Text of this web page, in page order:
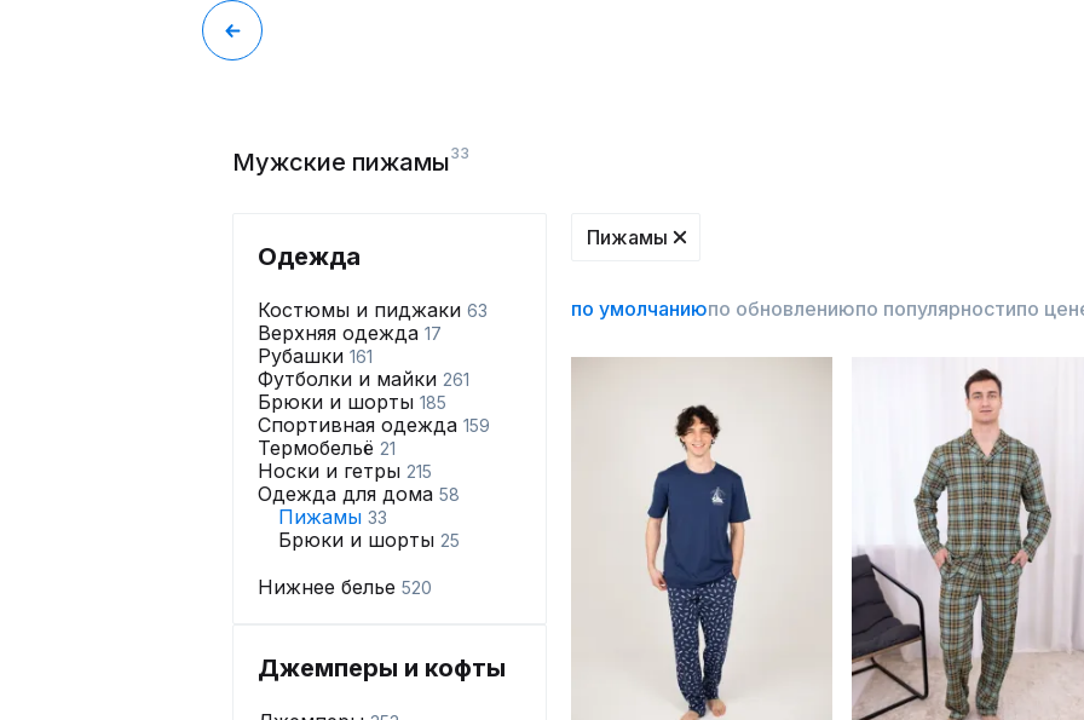
Мужские пижамы33
Одежда
Костюмы и пиджаки 63
Верхняя одежда 17
Рубашки 161
Футболки и майки 261
Брюки и шорты 185
Спортивная одежда 159
Термобельё 21
Носки и гетры 215
Одежда для дома 58
Пижамы 33
Брюки и шорты 25
Нижнее белье 520
Джемперы и кофты
Пижамы
по умолчаниюпо обновлениюпо популярностипо